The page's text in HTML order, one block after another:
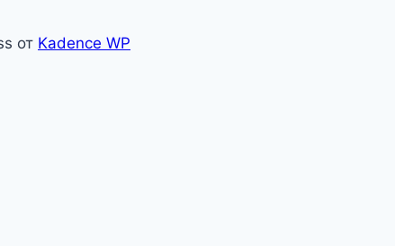
от Kadence WP